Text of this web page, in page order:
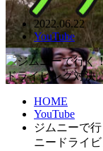
2022.06.22
YouTube
HOME
YouTube
ジムニーで
ニードライ